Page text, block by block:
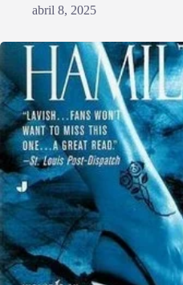
abril 8, 2025